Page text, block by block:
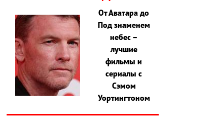
От Аватара до
Под знаменем
небес –
лучшие
фильмы и
сериалы с
Сэмом
Уортингтоном